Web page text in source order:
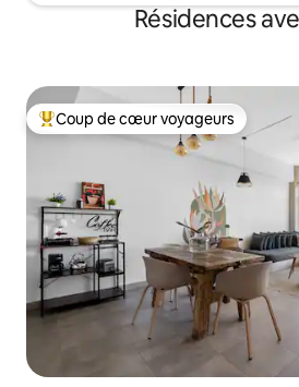
Résidences
Coups de cœur voyageurs les plus
Coup de cœur voyageurs